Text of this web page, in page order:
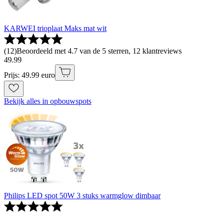
KARWEI trioplaat Maks mat wit
(12)Beoordeeld met 4.7 van de 5 sterren, 12 klantreviews
49.99
Prijs: 49.99 euro
Bekijk alles in opbouwspots
Philips LED spot 50W 3 stuks warmglow dimbaar